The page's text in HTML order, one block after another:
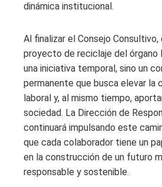
dinámica institucional.
Al finalizar el Consejo Consultivo,
proyecto de reciclaje del órgano
una iniciativa temporal, sino un
permanente que busca elevar la
laboral y, al mismo tiempo,
sociedad. La Dirección de
continuará impulsando este
que cada colaborador tiene un
en la construcción de un futuro
responsable y sostenible.